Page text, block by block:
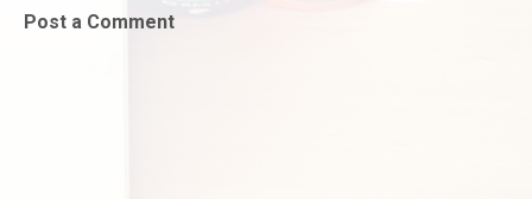
Post a Comment